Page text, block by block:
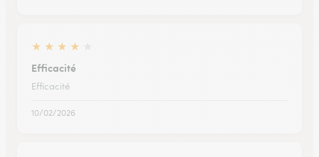
★ ★ ★ ★
Efficacité
Efficacité
10/02/2026